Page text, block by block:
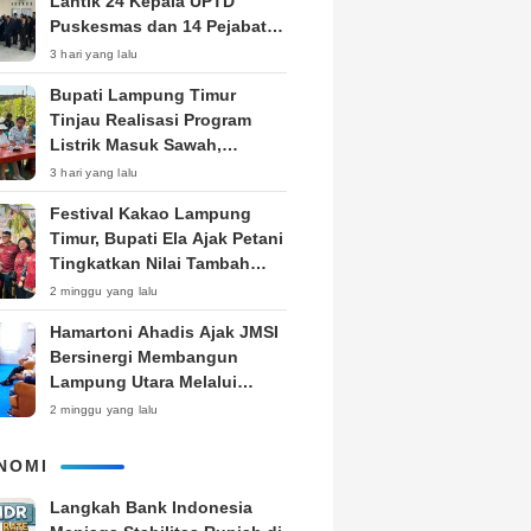
Puskesmas dan 14 Pejabat
Fungsional, Dorong Inovasi
dan Pelayanan Prima
3 hari yang lalu
Bupati Lampung Timur
Tinjau Realisasi Program
Listrik Masuk Sawah,
Siapkan Subsidi KWH untuk
Petani
3 hari yang lalu
‎Festival Kakao Lampung
Timur, Bupati Ela Ajak Petani
Tingkatkan Nilai Tambah
Produk
2 minggu yang lalu
Hamartoni Ahadis Ajak JMSI
Bersinergi Membangun
Lampung Utara Melalui
Pemberitaan
2 minggu yang lalu
Langkah Bank Indonesia